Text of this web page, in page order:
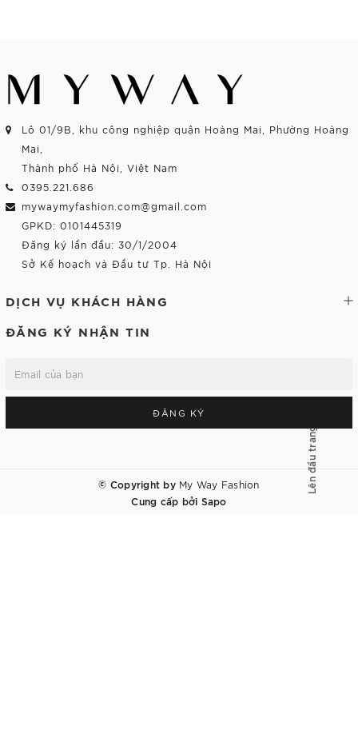
Lô 01/9B, khu công nghiệp quận Hoàng Mai, Phường Hoàng
Mai,
Thành phố Hà Nội, Việt Nam
0395.221.686
mywaymyfashion.com@gmail.com
GPKD: 0101445319
Đăng ký lần đầu: 30/1/2004
Sở Kế hoạch và Đầu tư Tp. Hà Nội
DỊCH VỤ KHÁCH HÀNG
ĐĂNG KÝ NHẬN TIN
ĐĂNG KÝ
© Copyright by My Way Fashion
Cung cấp bởi Sapo
Lên đầu trang